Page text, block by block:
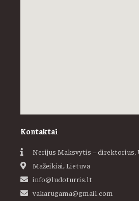
Kontaktai
Nerijus Maksvytis – direktorius,
Mažeikiai, Lietuva
info@ludoturris.lt
vakarugama@gmail.com